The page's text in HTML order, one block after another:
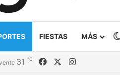
FIESTAS MÁS
31 ℃ FacebookInstagram